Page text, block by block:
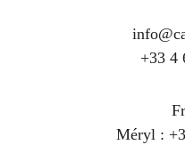
+33 4
Méryl :